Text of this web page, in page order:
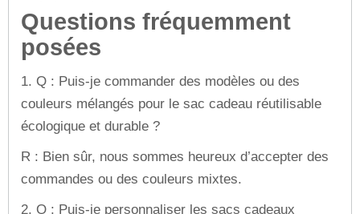
Questions fréquemment
posées
1. Q : Puis-je commander des modèles ou des
couleurs mélangés pour le sac cadeau réutilisable
écologique et durable ?
R : Bien sûr, nous sommes heureux d’accepter des
commandes ou des couleurs mixtes.
2. Q : Puis-je personnaliser les sacs cadeaux